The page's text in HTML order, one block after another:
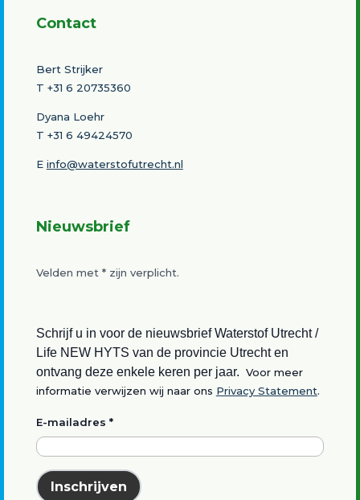
Contact
Bert Strijker
T +31 6 20735360
Dyana Loehr
T +31 6 49424570
E info@waterstofutrecht.nl
Nieuwsbrief
Velden met *zijn verplicht.
Schrijf u in voor de nieuwsbrief Waterstof Utrecht /
Life NEW HYTS van de provincie Utrecht en
ontvang deze enkele keren per jaar. Voor meer
informatie verwijzen wij naar ons Privacy Statement.
E-mailadres *
Inschrijven